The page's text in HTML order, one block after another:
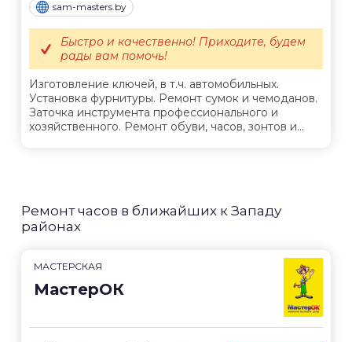
sam-masters.by
Изготовление ключей, в т.ч. автомобильных.
Установка фурнитуры. Ремонт сумок и чемоданов.
Заточка инструмента профессионального и
хозяйственного. Ремонт обуви, часов, зонтов и...
Быстро и качественно! Приходите, будем
рады вам помочь!
Ремонт часов в ближайших к Западу
районах
МАСТЕРСКАЯ
МастерОК